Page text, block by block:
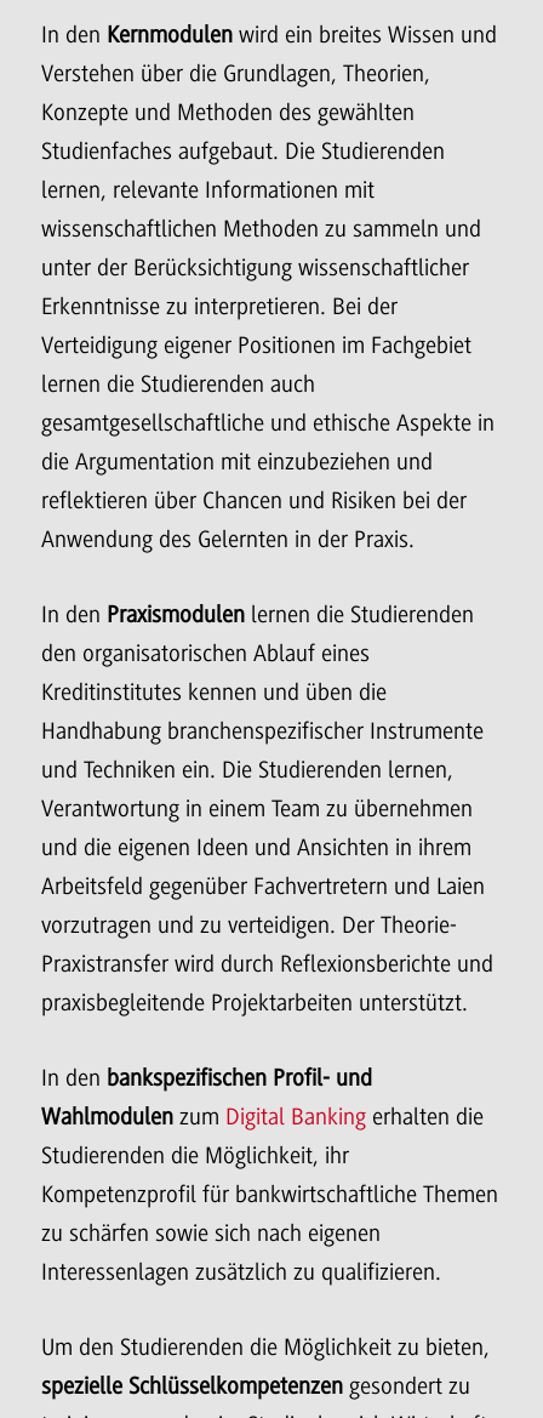
In den Kernmodulen wird ein breites Wissen und
Verstehen über die Grundlagen, Theorien,
Konzepte und Methoden des gewählten
Studienfaches aufgebaut. Die Studierenden
lernen, relevante Informationen mit
wissenschaftlichen Methoden zu sammeln und
unter der Berücksichtigung wissenschaftlicher
Erkenntnisse zu interpretieren. Bei der
Verteidigung eigener Positionen im Fachgebiet
lernen die Studierenden auch
gesamtgesellschaftliche und ethische Aspekte in
die Argumentation mit einzubeziehen und
reflektieren über Chancen und Risiken bei der
Anwendung des Gelernten in der Praxis.
In den Praxismodulen lernen die Studierenden
den organisatorischen Ablauf eines
Kreditinstitutes kennen und üben die
Handhabung branchenspezifischer Instrumente
und Techniken ein. Die Studierenden lernen,
Verantwortung in einem Team zu übernehmen
und die eigenen Ideen und Ansichten in ihrem
Arbeitsfeld gegenüber Fachvertretern und Laien
vorzutragen und zu verteidigen. Der Theorie-
Praxistransfer wird durch Reflexionsberichte und
praxisbegleitende Projektarbeiten unterstützt.
In den bankspezifischen Profil- und
Wahlmodulen zum Digital Banking erhalten die
Studierenden die Möglichkeit, ihr
Kompetenzprofil für bankwirtschaftliche Themen
zu schärfen sowie sich nach eigenen
Interessenlagen zusätzlich zu qualifizieren.
Um den Studierenden die Möglichkeit zu bieten,
spezielle Schlüsselkompetenzen gesondert zu